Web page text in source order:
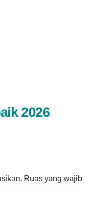
2026
Ruas yang wajib